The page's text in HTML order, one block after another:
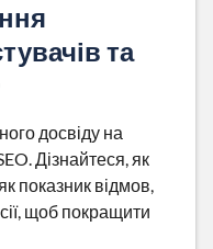
та
досвіду на
Дізнайтеся, як
показник відмов,
щоб покращити